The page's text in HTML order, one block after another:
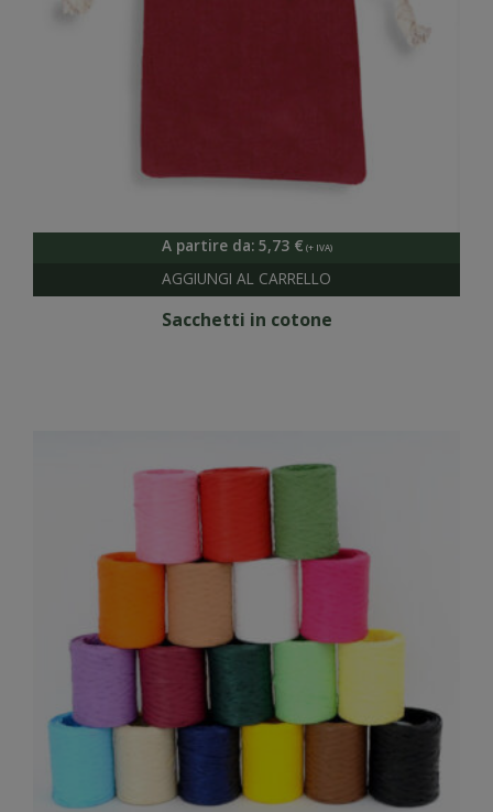
A partire da: 5,73 €
Sacchetti in cotone